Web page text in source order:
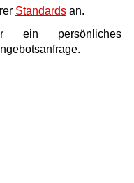
Standardsan.
persönliches